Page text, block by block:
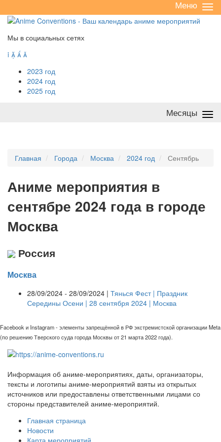
/
Меню
Мы в социальных сетях
   
2023 год
2024 год
2025 год
Месяцы
Главная Города Москва 2024 год Сентябрь
Аниме мероприятия в
сентябре 2024 года в городе
Москва
Россия
Москва
28/09/2024 - 28/09/2024 | Тянься Фест | Праздник
Середины Осени | 28 сентября 2024 | Москва
Facebook и Instagram - элементы запрещённой в РФ экстремистской организации Meta
(по решению Тверского суда города Москвы от 21 марта 2022 года).
Информация об аниме-мероприятиях, даты, организаторы,
тексты и логотипы аниме-мероприятий взяты из открытых
источников или предоставлены ответственными лицами со
стороны представителей аниме-мероприятий.
Главная страница
Новости